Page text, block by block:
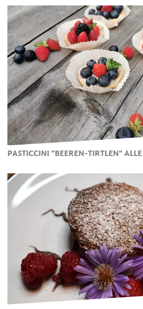
PASTICCINI "BEEREN-TIRTLEN"